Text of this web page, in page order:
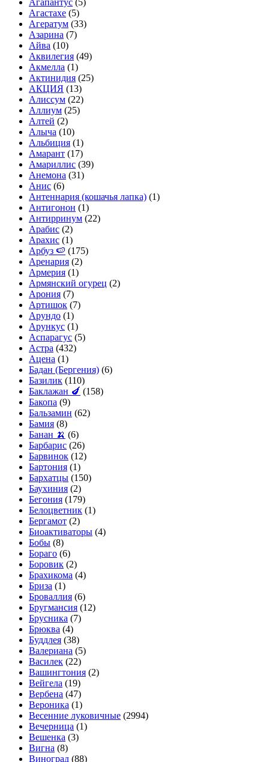
Агапантус (5)
Агастахе (5)
Агератум (33)
Азарина (7)
Айва (10)
Аквилегия (49)
Акмелла (1)
Актинидия (25)
АКЦИЯ (13)
Алиссум (22)
Аллиум (25)
Алтей (2)
Алыча (10)
Альбиция (1)
Амарант (17)
Амариллис (39)
Анемона (31)
Анис (6)
Антеннария (кошачья лапка) (1)
Антигонон (1)
Антирринум (22)
Арабис (2)
Арахис (1)
Арбуз 🍉 (175)
Аренария (2)
Армерия (1)
Армянский огурец (2)
Арония (7)
Артишок (7)
Арундо (1)
Арункус (1)
Аспарагус (5)
Астра (432)
Ацена (1)
Бадан (Бергения) (6)
Базилик (110)
Баклажан 🍆 (158)
Бакопа (9)
Бальзамин (62)
Бамия (8)
Банан 🍌 (6)
Барбарис (26)
Барвинок (12)
Бартония (1)
Бархатцы (150)
Баухиния (2)
Бегония (179)
Белоцветник (1)
Бергамот (2)
Биоактиваторы (4)
Бобы (8)
Бораго (6)
Боровик (2)
Брахикома (4)
Бриза (1)
Броваллия (6)
Бругмансия (12)
Брусника (7)
Брюква (4)
Буддлея (38)
Валериана (5)
Василек (22)
Вашингтония (2)
Вейгела (19)
Вербена (47)
Вероника (1)
Весенние луковичные (2994)
Вечерница (1)
Вешенка (3)
Вигна (8)
Виноград (88)